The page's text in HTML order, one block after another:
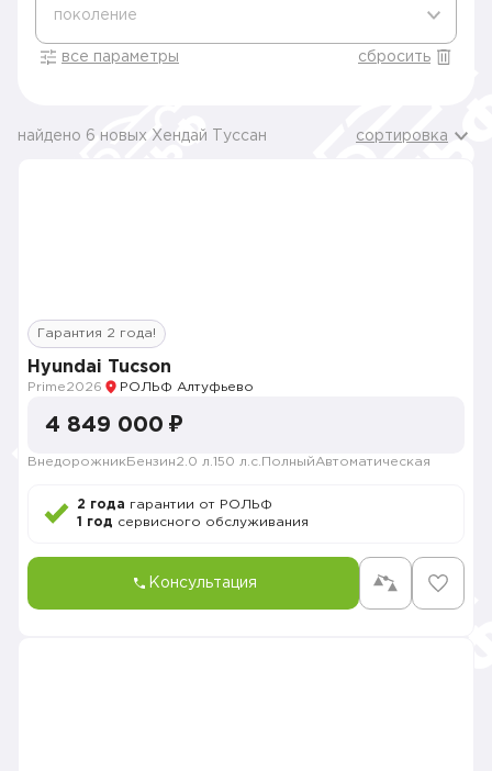
поколение
все параметры сбросить
найдено 6 новых Хендай Туссан сортировка
Гарантия 2 года!
Hyundai Tucson
Prime2026 РОЛЬФ Алтуфьево
4 849 000 ₽
Внедорожник Бензин2.0 л. 150 л.с. ПолныйАвтоматическая
2 года гарантии от РОЛЬФ
1 год сервисного обслуживания
Консультация